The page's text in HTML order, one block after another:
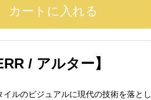
/ アルター】
イルのビジュアルに現代の技術を落とし